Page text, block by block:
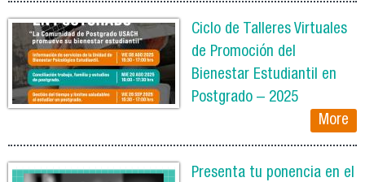
Ciclo de Talleres Virtuales
de Promoción del
Bienestar Estudiantil en
Postgrado – 2025
More
Presenta tu ponencia en el